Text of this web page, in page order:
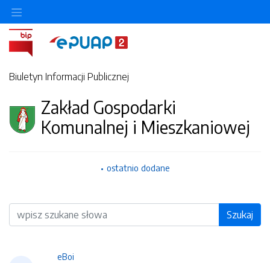
Biuletyn Informacji Publicznej
Zakład Gospodarki
Komunalnej i Mieszkaniowej
ostatnio dodane
Wyszukiwarka Szukaj
eBoi